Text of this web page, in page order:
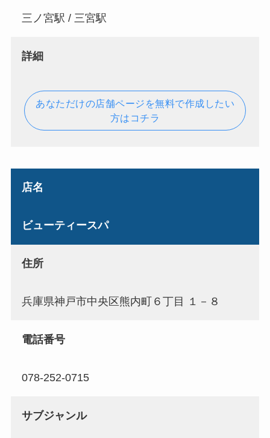
三ノ宮駅 / 三宮駅
詳細
あなただけの店舗ページを無料で作成したい
方はコチラ
店名
ビューティースパ
住所
兵庫県神戸市中央区熊内町６丁目 １－８
電話番号
078-252-0715
サブジャンル